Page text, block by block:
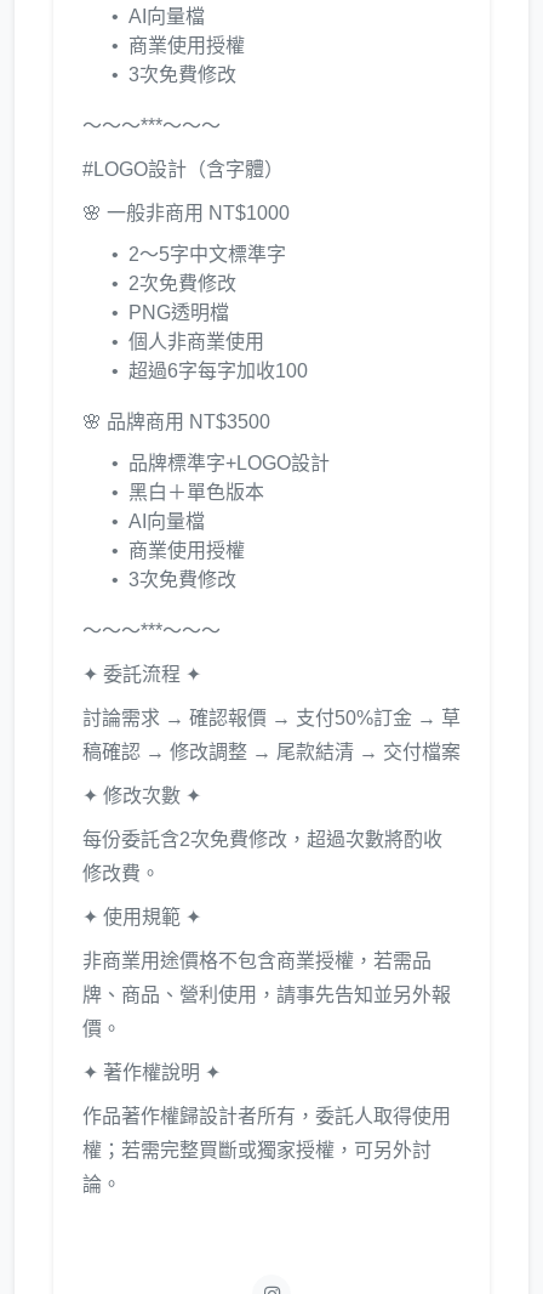
AI向量檔
商業使用授權
3次免費修改
～～～***～～～
#LOGO設計（含字體）
🌸 一般非商用 NT$1000
2～5字中文標準字
2次免費修改
PNG透明檔
個人非商業使用
超過6字每字加收100
🌸 品牌商用 NT$3500
品牌標準字+LOGO設計
黑白＋單色版本
AI向量檔
商業使用授權
3次免費修改
～～～***～～～
✦ 委託流程 ✦
討論需求 → 確認報價 → 支付50%訂金 → 草
稿確認 → 修改調整 → 尾款結清 → 交付檔案
✦ 修改次數 ✦
每份委託含2次免費修改，超過次數將酌收
修改費。
✦ 使用規範 ✦
非商業用途價格不包含商業授權，若需品
牌、商品、營利使用，請事先告知並另外報
價。
✦ 著作權說明 ✦
作品著作權歸設計者所有，委託人取得使用
權；若需完整買斷或獨家授權，可另外討
論。